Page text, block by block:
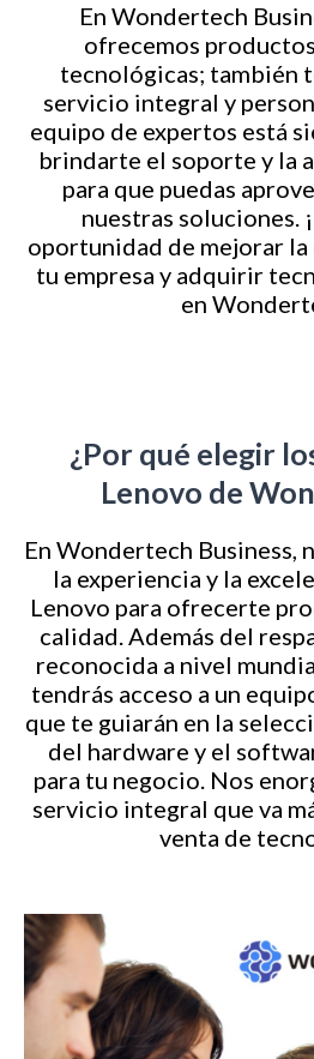
En Wondertech
ofrecemos
tecnológicas; también
servicio integral y
equipo de expertos está
brindarte el soporte y la
para que puedas
nuestras soluciones.
oportunidad de mejorar
tu empresa y adquirir
en
¿Por qué elegir
Lenovo de
En Wondertech Business,
la experiencia y la
Lenovo para ofrecerte
calidad. Además del
reconocida a nivel
tendrás acceso a un
que te guiarán en la
del hardware y el
para tu negocio. Nos
servicio integral que va
venta de